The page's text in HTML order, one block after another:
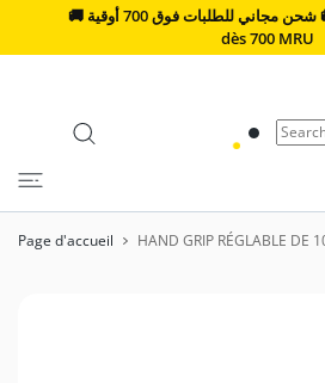
AU CONTENU
🚚 شحن مجاني للطلبات فوق 700 أوقية 🚚Livraison gratuite
dès 700 MRU
Page d'accueil HAND GRIP RÉGLABLE DE